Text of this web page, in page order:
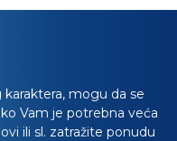
mogu da se
Vam je potrebna veća
ili sl. zatražite ponudu